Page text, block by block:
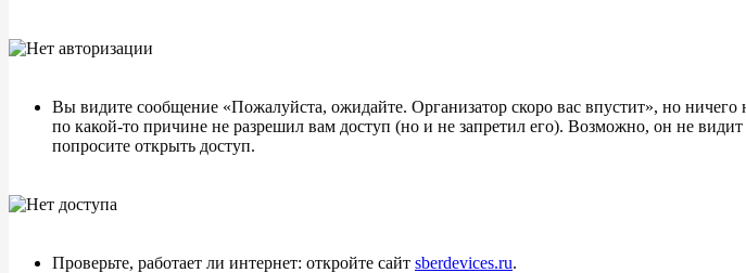
Вы видите сообщение «Пожалуйста, ожидайте. Организатор скоро вас впустит», но ничего
по какой-то причине не разрешил вам доступ (но и не запретил его). Возможно, он не
попросите открыть доступ.
Проверьте, работает ли интернет: откройте сайт sberdevices.ru.